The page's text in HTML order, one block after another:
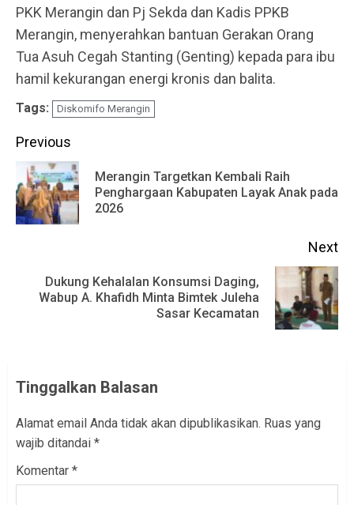
PKK Merangin dan Pj Sekda dan Kadis PPKB
Merangin, menyerahkan bantuan Gerakan Orang
Tua Asuh Cegah Stanting (Genting) kepada para ibu
hamil kekurangan energi kronis dan balita.
Tags: Diskomifo Merangin
Continue
Reading
Previous
Merangin Targetkan Kembali Raih
Penghargaan Kabupaten Layak Anak pada
2026
Next
Next
Dukung Kehalalan Konsumsi Daging,
Wabup A. Khafidh Minta Bimtek Juleha
Sasar Kecamatan
Tinggalkan Balasan
Alamat email Anda tidak akan dipublikasikan. Ruas yang
wajib ditandai *
Komentar *